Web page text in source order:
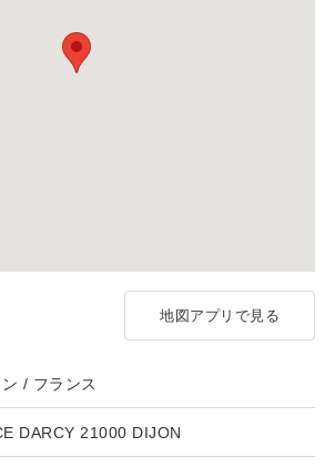
地図アプリで見る
/ フランス
DARCY 21000 DIJON